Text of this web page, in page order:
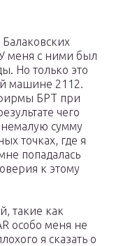
меня с ними был
Но только это
машине 2112.
БРТ при
чего
сумму
точках, где я
попадалась
к этому
такие как
особо меня не
я сказать о